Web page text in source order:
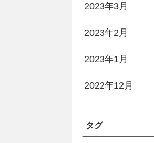
2023年3月
2023年2月
2023年1月
2022年12月
タグ